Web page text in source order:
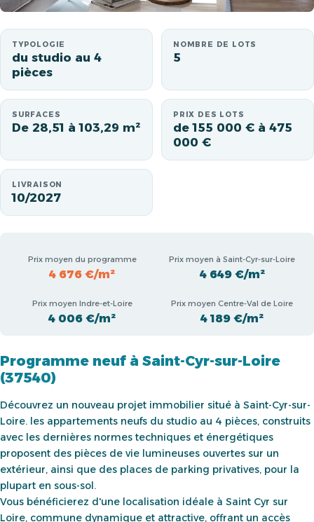
TYPOLOGIE
du studio au 4
pièces
NOMBRE DE LOTS
5
SURFACES
De 28,51 à 103,29 m²
PRIX DES LOTS
de 155 000 € à 475
000 €
LIVRAISON
10/2027
Prix moyen du programme
4 676 €/m²
Prix moyen à Saint-Cyr-sur-Loire
4 649 €/m²
Prix moyen Indre-et-Loire
4 006 €/m²
Prix moyen Centre-Val de Loire
4 189 €/m²
Programme neuf à Saint-Cyr-sur-Loire
(37540)
Découvrez un nouveau projet immobilier situé à Saint-Cyr-sur-
Loire. les appartements neufs du studio au 4 pièces, construits
avec les dernières normes techniques et énergétiques
proposent des pièces de vie lumineuses ouvertes sur un
extérieur, ainsi que des places de parking privatives, pour la
plupart en sous-sol.
Vous bénéficierez d'une localisation idéale à Saint Cyr sur
Loire, commune dynamique et attractive, offrant un accès